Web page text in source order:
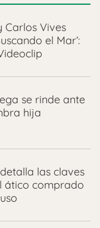
Carlos Vives
el Mar’:
se rinde ante
hija
las claves
ático comprado